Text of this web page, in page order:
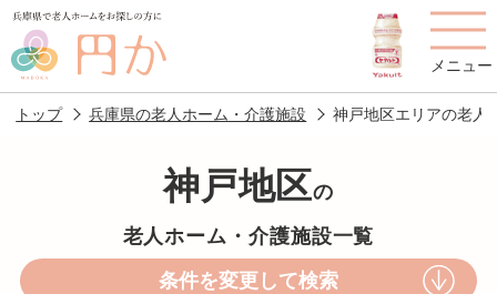
メニュー
老人ホームを
円かについて 費用について
トップ 兵庫県の老人ホーム・介護施設 神戸地区エリアの老人
神戸地区の
老人ホーム・介護施設一覧
条件を変更して検索